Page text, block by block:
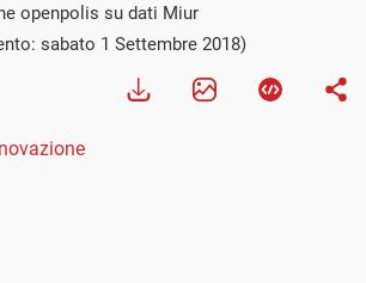
openpolis su dati Miur
sabato 1 Settembre 2018)